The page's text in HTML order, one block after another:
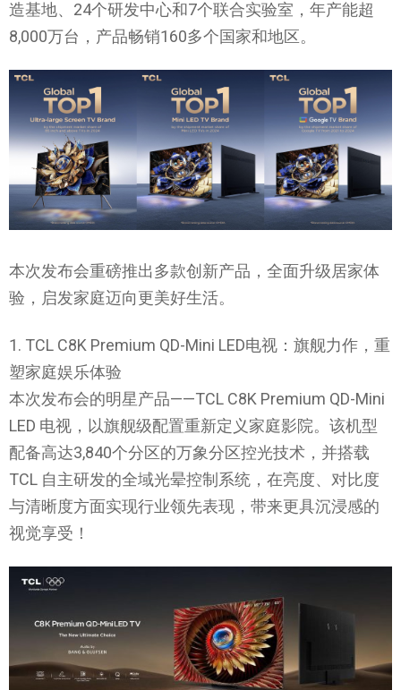
造基地、24个研发中心和7个联合实验室，年产能超
8,000万台，产品畅销160多个国家和地区。
本次发布会重磅推出多款创新产品，全面升级居家体
验，启发家庭迈向更美好生活。
1. TCL C8K Premium QD-Mini LED电视：旗舰力作，重
塑家庭娱乐体验
本次发布会的明星产品——TCL C8K Premium QD-Mini
LED 电视，以旗舰级配置重新定义家庭影院。该机型
配备高达3,840个分区的万象分区控光技术，并搭载
TCL 自主研发的全域光晕控制系统，在亮度、对比度
与清晰度方面实现行业领先表现，带来更具沉浸感的
视觉享受！